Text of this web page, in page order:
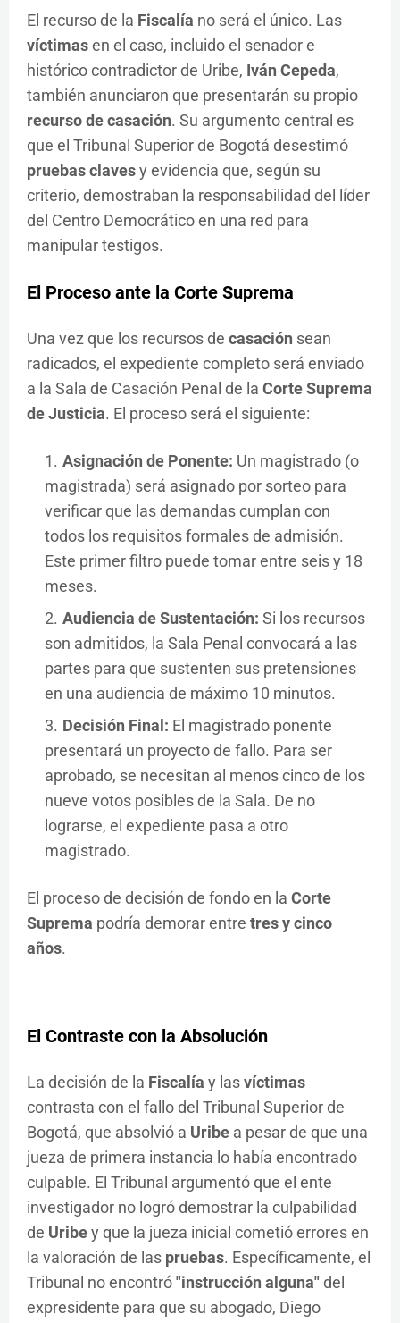
El recurso de la Fiscalía no será el único. Las
víctimasen el caso, incluido el senador e
histórico contradictor de Uribe, Iván Cepeda,
también anunciaron que presentarán su propio
recurso de casación. Su argumento central es
que el Tribunal Superior de Bogotá desestimó
pruebas clavesy evidencia que, según su
criterio, demostraban la responsabilidad del líder
del Centro Democrático en una red para
manipular testigos.
El Proceso ante la Corte Suprema
Una vez que los recursos de casación sean
radicados, el expediente completo será enviado
a la Sala de Casación Penal de la Corte Suprema
de Justicia. El proceso será el siguiente:
Asignación de Ponente: Un magistrado (o
magistrada) será asignado por sorteo para
verificar que las demandas cumplan con
todos los requisitos formales de admisión.
Este primer filtro puede tomar entre seis y 18
meses.
Audiencia de Sustentación: Si los recursos
son admitidos, la Sala Penal convocará a las
partes para que sustenten sus pretensiones
en una audiencia de máximo 10 minutos.
Decisión Final: El magistrado ponente
presentará un proyecto de fallo. Para ser
aprobado, se necesitan al menos cinco de los
nueve votos posibles de la Sala. De no
lograrse, el expediente pasa a otro
magistrado.
El proceso de decisión de fondo en la Corte
Suprema podría demorar entre tres y cinco
años.
El Contraste con la Absolución
La decisión de la Fiscalía y lasvíctimas
contrasta con el fallo del Tribunal Superior de
Bogotá, que absolvió a Uribe a pesar de que una
jueza de primera instancia lo había encontrado
culpable. El Tribunal argumentó que el ente
investigador no logró demostrar la culpabilidad
de Uribey que la jueza inicial cometió errores en
la valoración de las pruebas. Específicamente, el
Tribunal no encontró"instrucción alguna"del
expresidente para que su abogado, Diego